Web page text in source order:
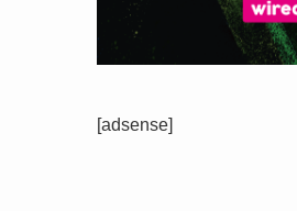
[adsense]